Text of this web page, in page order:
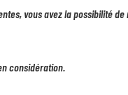
vous avez la possibilité
considération.